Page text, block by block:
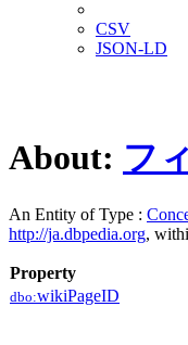
CSV
JSON-LD
About: フ
An Entity of Type :
http://ja.dbpedia.org,
Property
dbo:wikiPageID